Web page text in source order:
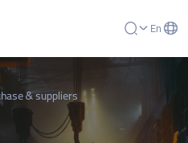
En
راه های ارتباطی -
& suppliers